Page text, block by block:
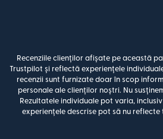
Recenziile clienților afișate pe această
Trustpilot și reflectă experiențele
recenzii sunt furnizate doar în scop
personale ale clienților noștri. Nu
Rezultatele individuale pot varia,
experiențele descrise pot să nu